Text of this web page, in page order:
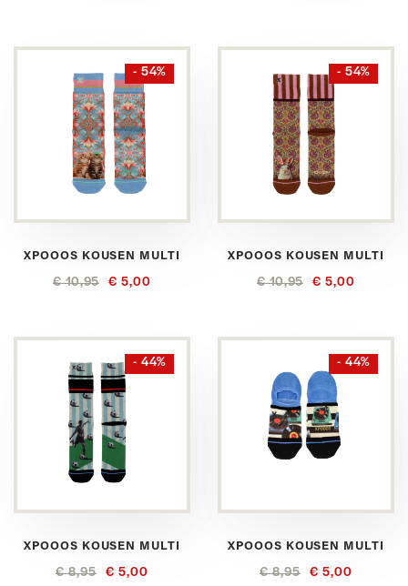
- 54%
XPOOOS KOUSEN MULTI
€ 10,95 € 5,00
- 54%
XPOOOS KOUSEN MULTI
€ 10,95 € 5,00
- 44%
XPOOOS KOUSEN MULTI
€ 8,95 € 5,00
- 44%
XPOOOS KOUSEN MULTI
€ 8,95 € 5,00